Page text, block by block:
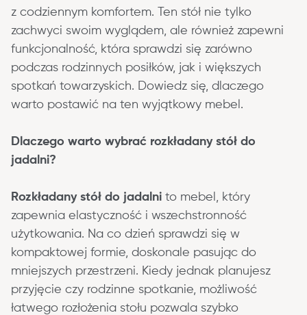
z codziennym komfortem. Ten stół nie tylko
zachwyci swoim wyglądem, ale również zapewni
funkcjonalność, która sprawdzi się zarówno
podczas rodzinnych posiłków, jak i większych
spotkań towarzyskich. Dowiedz się, dlaczego
warto postawić na ten wyjątkowy mebel.
Dlaczego warto wybrać rozkładany stół do
jadalni?
Rozkładany stół do jadalni to mebel, który
zapewnia elastyczność i wszechstronność
użytkowania. Na co dzień sprawdzi się w
kompaktowej formie, doskonale pasując do
mniejszych przestrzeni. Kiedy jednak planujesz
przyjęcie czy rodzinne spotkanie, możliwość
łatwego rozłożenia stołu pozwala szybko